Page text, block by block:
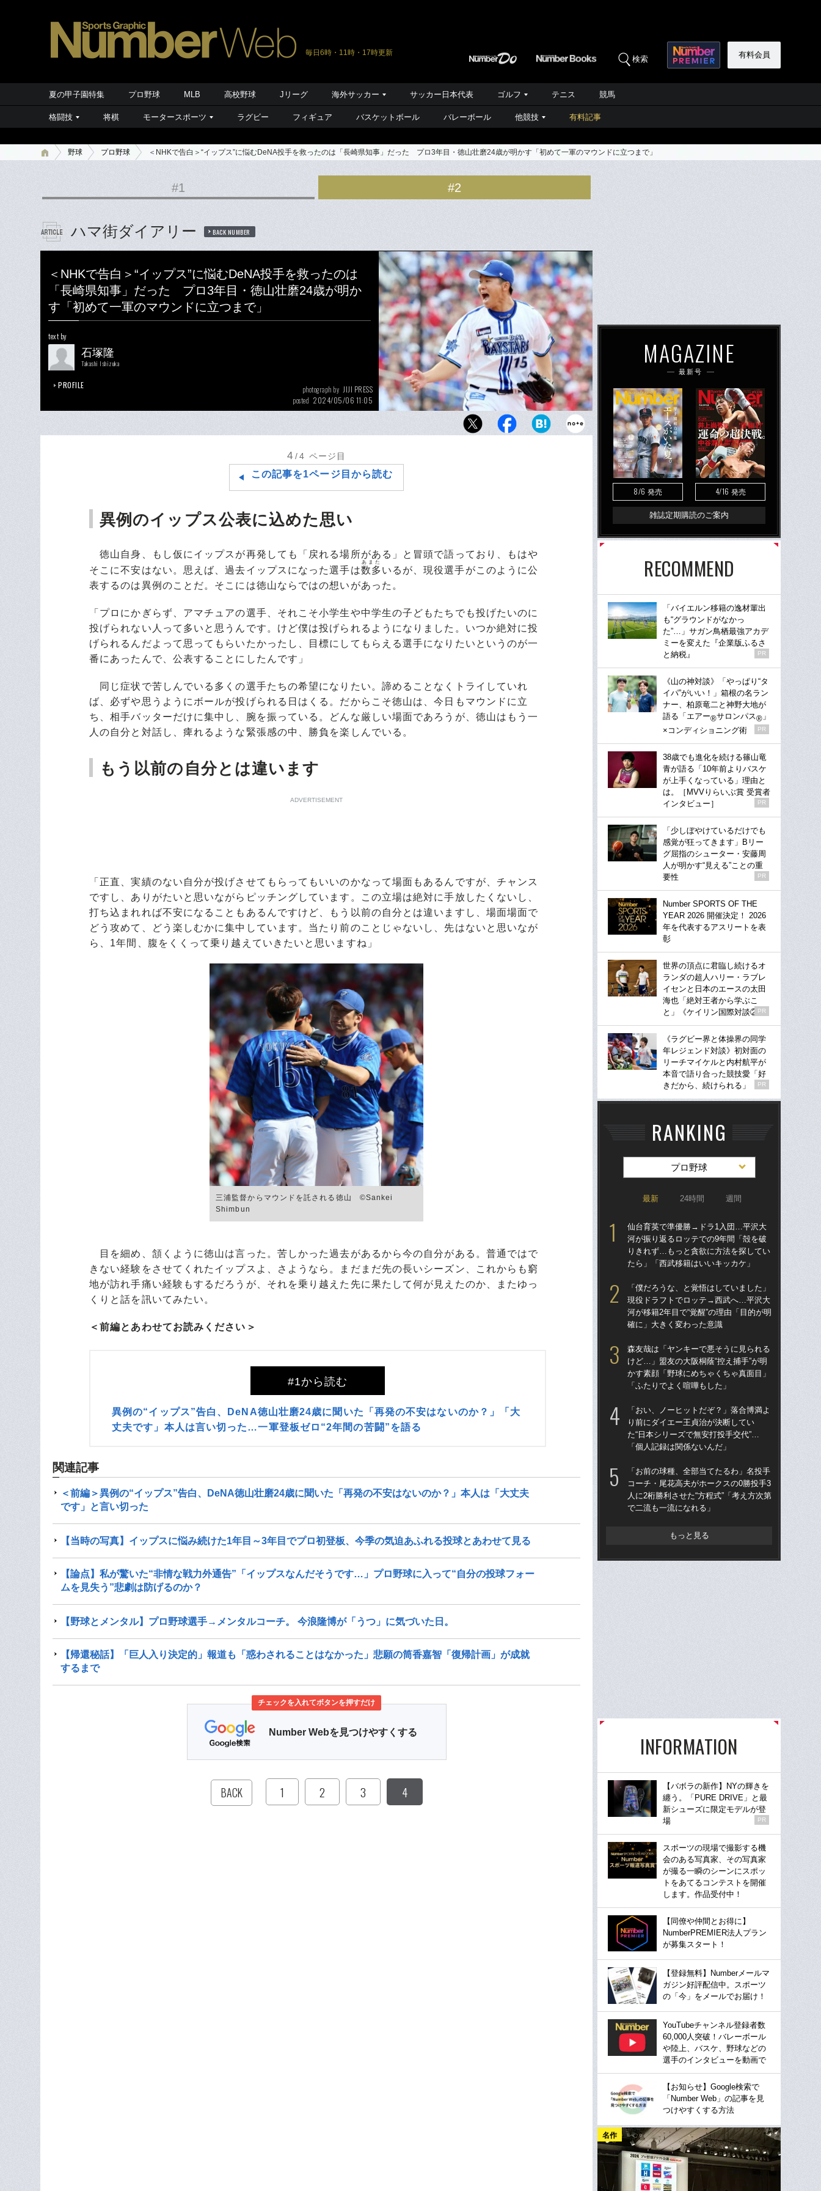
毎日6時・11時・17時更新
検索 有料会員
夏の甲子園特集 プロ野球 MLB 高校野球 Jリーグ 海外サッカー サッカー日本代表 ゴルフ テニス 競馬
格闘技 将棋 モータースポーツ ラグビー フィギュア バスケットボール バレーボール 他競技 有料記事
野球 プロ野球 ＜NHKで告白＞“イップス”に悩むDeNA投手を救ったのは「長崎県知事」だった プロ3年目・徳山壮磨24歳が明かす「初めて一軍のマウンドに立つまで」
#1 #2
ハマ街ダイアリー BACK NUMBER
＜NHKで告白＞“イップス”に悩むDeNA投手を救ったのは
「長崎県知事」だった プロ3年目・徳山壮磨24歳が明か
す「初めて一軍のマウンドに立つまで」
text by
石塚隆
Takashi Ishizuka
PROFILE photograph by JIJI PRESS
posted 2024/05/06 11:05
チームの苦境に現れ、ピンチを救ってきた徳山壮磨。イッ
4 /4 ページ目
この記事を1ページ目から読む
異例のイップス公表に込めた思い
徳山自身、もし仮にイップスが再発しても「戻れる場所がある」と冒頭で語っており、もはや
そこに不安はない。思えば、過去イップスになった選手は数多
あまた
いるが、現役選手がこのように公
表するのは異例のことだ。そこには徳山ならではの想いがあった。
「プロにかぎらず、アマチュアの選手、それこそ小学生や中学生の子どもたちでも投げたいのに
投げられない人って多いと思うんです。けど僕は投げられるようになりました。いつか絶対に投
げられるんだよって思ってもらいたかったし、目標にしてもらえる選手になりたいというのが一
番にあったんで、公表することにしたんです」
同じ症状で苦しんでいる多くの選手たちの希望になりたい。諦めることなくトライしていれ
ば、必ずや思うようにボールが投げられる日はくる。だからこそ徳山は、今日もマウンドに立
ち、相手バッターだけに集中し、腕を振っている。どんな厳しい場面であろうが、徳山はもう一
人の自分と対話し、痺れるような緊張感の中、勝負を楽しんでいる。
もう以前の自分とは違います
ADVERTISEMENT
「正直、実績のない自分が投げさせてもらってもいいのかなって場面もあるんですが、チャンス
ですし、ありがたいと思いながらピッチングしています。この立場は絶対に手放したくないし、
打ち込まれれば不安になることもあるんですけど、もう以前の自分とは違いますし、場面場面で
どう攻めて、どう楽しむかに集中しています。当たり前のことじゃないし、先はないと思いなが
ら、1年間、腹をくくって乗り越えていきたいと思いますね」
三浦監督からマウンドを託される徳山 ©Sankei
Shimbun
目を細め、頷くように徳山は言った。苦しかった過去があるから今の自分がある。普通ではで
きない経験をさせてくれたイップスよ、さようなら。まだまだ先の長いシーズン、これからも窮
地が訪れ手痛い経験もするだろうが、それを乗り越えた先に果たして何が見えたのか、またゆっ
くりと話を訊いてみたい。
＜前編とあわせてお読みください＞
#1から読む
異例の“イップス”告白、DeNA徳山壮磨24歳に聞いた「再発の不安はないのか？」「大
丈夫です」本人は言い切った…一軍登板ゼロ“2年間の苦闘”を語る
関連記事
＜前編＞異例の“イップス”告白、DeNA徳山壮磨24歳に聞いた「再発の不安はないのか？」本人は「大丈夫
です」と言い切った
【当時の写真】イップスに悩み続けた1年目～3年目でプロ初登板、今季の気迫あふれる投球とあわせて見る
【論点】私が驚いた“非情な戦力外通告”「イップスなんだそうです…」プロ野球に入って“自分の投球フォー
ムを見失う”悲劇は防げるのか？
【野球とメンタル】プロ野球選手→メンタルコーチ。 今浪隆博が「うつ」に気づいた日。
【帰還秘話】「巨人入り決定的」報道も「惑わされることはなかった」悲願の筒香嘉智「復帰計画」が成就
するまで
チェックを入れてボタンを押すだけ
Number Webを見つけやすくする
BACK 1 2 3 4
MAGAZINE
最新号
8/6 発売 4/16 発売
雑誌定期購読のご案内
RECOMMEND
「バイエルン移籍の逸材輩出
も“グラウンドがなかっ
た”…」サガン鳥栖最強アカデ
ミーを変えた『企業版ふるさ
と納税』
PR
《山の神対談》「やっぱり“タ
イパ”がいい！」箱根の名ラン
ナー、柏原竜二と神野大地が
語る「エアー®サロンパス® 」
×コンディショニング術
PR
38歳でも進化を続ける篠山竜
青が語る「10年前よりバスケ
が上手くなっている」理由と
は。［MVVりらいぶ賞 受賞者
インタビュー］
PR
「少しぼやけているだけでも
感覚が狂ってきます」Bリー
グ屈指のシューター・安藤周
人が明かす“見える”ことの重
要性
PR
Number SPORTS OF THE
YEAR 2026 開催決定！ 2026
年を代表するアスリートを表
彰
世界の頂点に君臨し続けるオ
ランダの超人ハリー・ラブレ
イセンと日本のエースの太田
海也「絶対王者から学ぶこ
と」《ケイリン国際対談②》
PR
《ラグビー界と体操界の同学
年レジェンド対談》初対面の
リーチマイケルと内村航平が
本音で語り合った競技愛「好
きだから、続けられる」
PR
RANKING
プロ野球
最新 24時間 週間
仙台育英で準優勝→ドラ1入団…平沢大
河が振り返るロッテでの9年間「殻を破
りきれず…もっと貪欲に方法を探してい
たら」「西武移籍はいいキッカケ」
「僕だろうな、と覚悟はしていました」
現役ドラフトでロッテ→西武へ…平沢大
河が移籍2年目で“覚醒”の理由「目的が明
確に」大きく変わった意識
森友哉は「ヤンキーで悪そうに見られる
けど…」盟友の大阪桐蔭“控え捕手”が明
かす素顔「野球にめちゃくちゃ真面目」
「ふたりでよく喧嘩もした」
「おい、ノーヒットだぞ？」落合博満よ
り前にダイエー王貞治が決断してい
た“日本シリーズで無安打投手交代”…
「個人記録は関係ないんだ」
「お前の球種、全部当てたるわ」名投手
コーチ・尾花高夫がホークスの0勝投手3
人に2桁勝利させた“方程式”「考え方次第
で二流も一流になれる」
もっと見る
INFORMATION
【バボラの新作】NYの輝きを
纏う。「PURE DRIVE」と最
新シューズに限定モデルが登
場
PR
スポーツの現場で撮影する機
会のある写真家、その写真家
が撮る一瞬のシーンにスポッ
トをあてるコンテストを開催
します。作品受付中！
【同僚や仲間とお得に】
NumberPREMIER法人プラン
が募集スタート！
【登録無料】Numberメールマ
ガジン好評配信中。スポーツ
の「今」をメールでお届け！
YouTubeチャンネル登録者数
60,000人突破！バレーボール
や陸上、バスケ、野球などの
選手のインタビューを動画で
【お知らせ】Google検索で
「Number Web」の記事を見
つけやすくする方法
名作